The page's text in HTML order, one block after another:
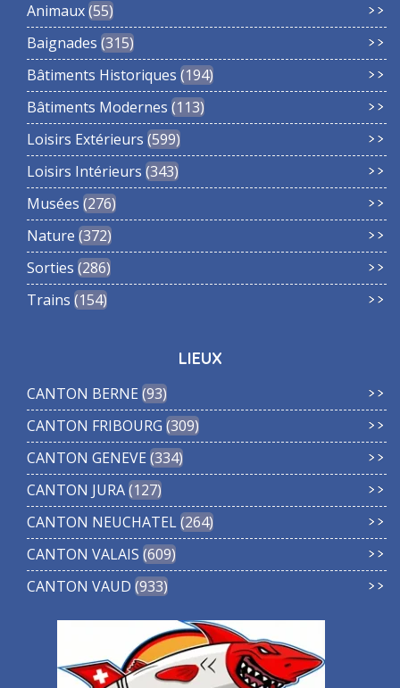
Animaux 55
Baignades 315
Bâtiments Historiques 194
Bâtiments Modernes 113
Loisirs Extérieurs 599
Loisirs Intérieurs 343
Musées 276
Nature 372
Sorties 286
Trains 154
LIEUX
CANTON BERNE 93
CANTON FRIBOURG 309
CANTON GENEVE 334
CANTON JURA 127
CANTON NEUCHATEL 264
CANTON VALAIS 609
CANTON VAUD 933